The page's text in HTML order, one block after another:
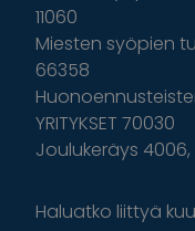
11060
Miesten syöpien
66358
YRITYKSET 70030
Joulukeräys
Haluatko liittyä